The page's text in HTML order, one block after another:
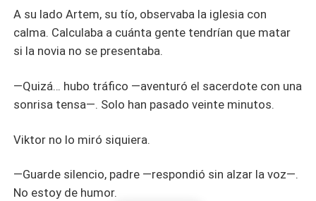
A su lado Artem, su tío, observaba la iglesia con
calma. Calculaba a cuánta gente tendrían que matar
si la novia no se presentaba.
—Quizá… hubo tráfico —aventuró el sacerdote con una
sonrisa tensa—. Solo han pasado veinte minutos.
Viktor no lo miró siquiera.
—Guarde silencio, padre —respondió sin alzar la voz—.
No estoy de humor.